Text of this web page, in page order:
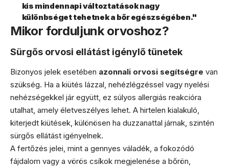
kis mindennapi változtatások nagy
különbséget tehetnek a bőr egészségében."
Mikor forduljunk orvoshoz?
Sürgős orvosi ellátást igénylő tünetek
Bizonyos jelek esetében azonnali orvosi segítségre van
szükség. Ha a kiütés lázzal, nehézlégzéssel vagy nyelési
nehézségekkel jár együtt, ez súlyos allergiás reakcióra
utalhat, amely életveszélyes lehet. A hirtelen kialakuló,
kiterjedt kiütések, különösen ha duzzanattal járnak, szintén
sürgős ellátást igényelnek.
A fertőzés jelei, mint a gennyes váladék, a fokozódó
fájdalom vagy a vörös csíkok megjelenése a bőrön,